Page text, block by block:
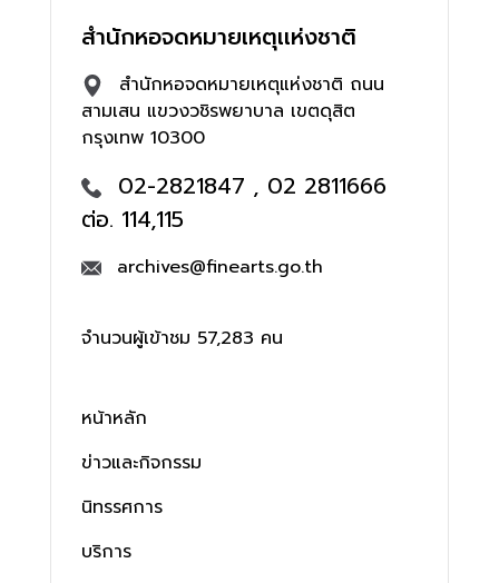
สำนักหอจดหมายเหตุเเห่งชาติ
สำนักหอจดหมายเหตุแห่งชาติ ถนน
สามเสน แขวงวชิรพยาบาล เขตดุสิต
กรุงเทพ 10300
02-2821847 , 02 2811666
ต่อ. 114,115
archives@finearts.go.th
จำนวนผู้เข้าชม 57,283 คน
หน้าหลัก
ข่าวและกิจกรรม
นิทรรศการ
บริการ